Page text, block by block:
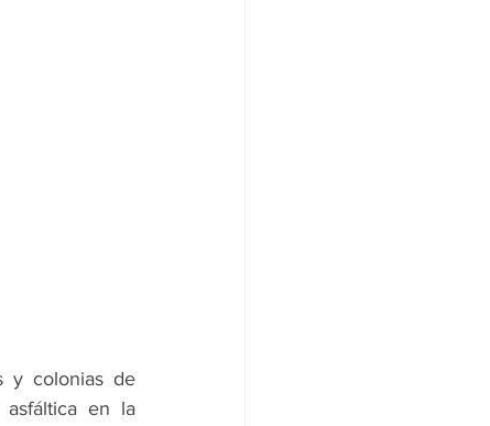
y colonias de
asfáltica en la